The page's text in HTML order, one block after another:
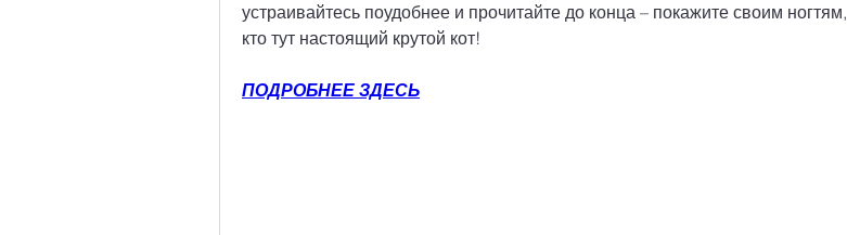
устраивайтесь поудобнее и прочитайте до конца – покажите своим ногтям,
кто тут настоящий крутой кот!
ПОДРОБНЕЕ ЗДЕСЬ